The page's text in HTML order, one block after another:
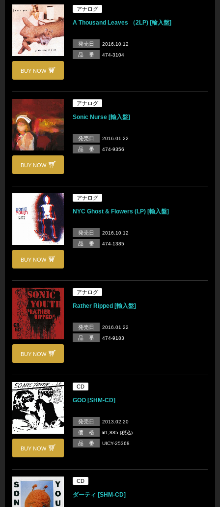
BUY NOW
アナログ
A Thousand Leaves （2LP) [輸入盤]
発売日 2016.10.12
品 番 474-3104
BUY NOW
アナログ
Sonic Nurse [輸入盤]
発売日 2016.01.22
品 番 474-9356
BUY NOW
アナログ
NYC Ghost & Flowers (LP) [輸入盤]
発売日 2016.10.12
品 番 474-1385
BUY NOW
アナログ
Rather Ripped [輸入盤]
発売日 2016.01.22
品 番 474-9183
BUY NOW
CD
GOO [SHM-CD]
発売日 2013.02.20
価 格 ¥1,885 (税込)
品 番 UICY-25368
CD
ダーティ [SHM-CD]